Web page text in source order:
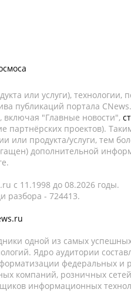
или услуги), технологии,
публикаций портала
, включая "Главные новости",
партнёрских проектов).
или продукта/услуги, тем
дополнительной
c 11.1998 до 08.2026 годы.
разбора - 724413.
одной из самых
Ядро аудитории
федеральных и
компаний, розничных
информационных